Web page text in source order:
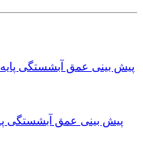
پیش بینی عمق آبشستگی